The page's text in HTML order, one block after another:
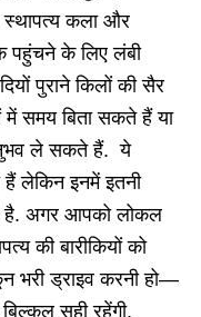
कला और
पहुंचने के लिए लंबी
पुराने किलों की सैर
में समय बिता सकते हैं या
ले सकते हैं. ये
लेकिन इनमें इतनी
है. अगर आपको लोकल
की बारीकियों को
ड्राइव करनी हो—
सही रहेंगी.